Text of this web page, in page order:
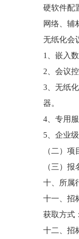
硬软件配
网络、辅
无纸化会
1、嵌入
2、会议
3、无纸
器。
4、专用
5、企业
（二）
（三）报
十、所属
十一、招
获取方式
十二、招